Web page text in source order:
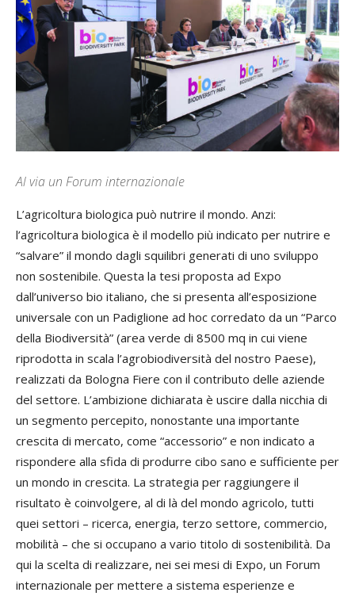
Al via un Forum internazionale
L’agricoltura biologica può nutrire il mondo. Anzi:
l’agricoltura biologica è il modello più indicato per nutrire e
“salvare” il mondo dagli squilibri generati di uno sviluppo
non sostenibile. Questa la tesi proposta ad Expo
dall’universo bio italiano, che si presenta all’esposizione
universale con un Padiglione ad hoc corredato da un “Parco
della Biodiversità” (area verde di 8500 mq in cui viene
riprodotta in scala l’agrobiodiversità del nostro Paese),
realizzati da Bologna Fiere con il contributo delle aziende
del settore. L’ambizione dichiarata è uscire dalla nicchia di
un segmento percepito, nonostante una importante
crescita di mercato, come “accessorio” e non indicato a
rispondere alla sfida di produrre cibo sano e sufficiente per
un mondo in crescita. La strategia per raggiungere il
risultato è coinvolgere, al di là del mondo agricolo, tutti
quei settori – ricerca, energia, terzo settore, commercio,
mobilità – che si occupano a vario titolo di sostenibilità. Da
qui la scelta di realizzare, nei sei mesi di Expo, un Forum
internazionale per mettere a sistema esperienze e